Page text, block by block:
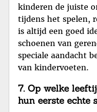
kinderen de juiste
tijdens het spelen,
is altijd een goed
schoenen van
speciale aandacht
van kindervoeten.
7. Op welke
hun eerste echte